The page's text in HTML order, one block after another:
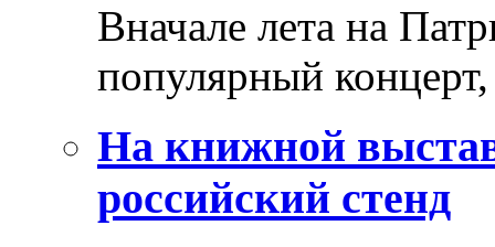
Вначале лета на
популярный
На книжной
российский стенд